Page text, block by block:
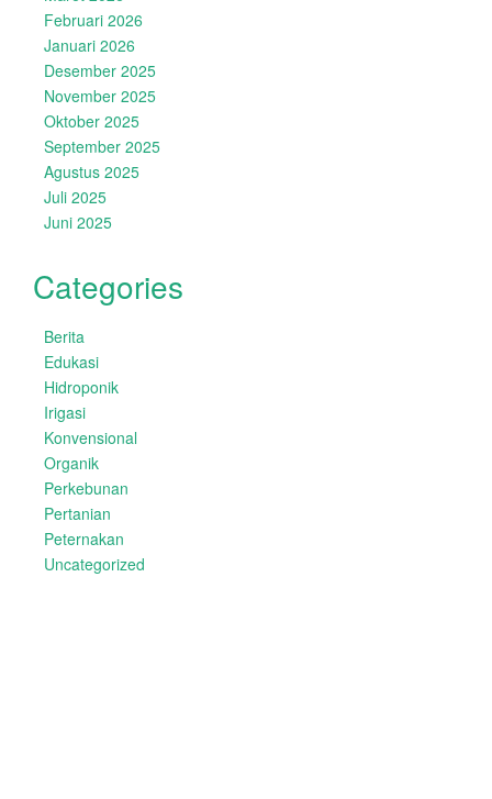
Februari 2026
Januari 2026
Desember 2025
November 2025
Oktober 2025
September 2025
Agustus 2025
Juli 2025
Juni 2025
Categories
Berita
Edukasi
Hidroponik
Irigasi
Konvensional
Organik
Perkebunan
Pertanian
Peternakan
Uncategorized